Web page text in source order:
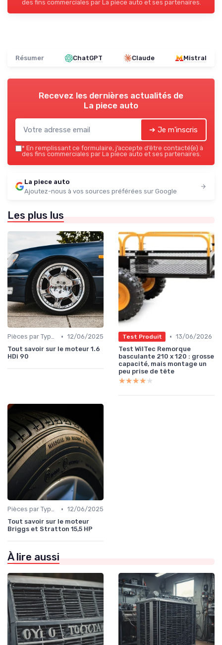
des fins commerciales par La piece auto et ses partenaires.
Résumer ChatGPT Claude Mistral
Recevez les dernières actualités de
La piece auto
➔ Je m'inscris
* En remplissant ce formulaire, j’accepte d’être contacté(e) à
des fins commerciales par La piece auto et ses partenaires.
La piece auto
Ajoutez-nous à vos sources préférées sur Google
Les plus lus
Pièces par Type (Freins, Moteur, etc.) • 12/06/2025
Tout savoir sur le moteur 1.6
HDi 90
Test Produit • 13/06/2026
Test WilTec Remorque
basculante 210 x 120 : grosse
capacité, mais montage un
peu prise de tête
★★★★★
★★★★★
Pièces par Type (Freins, Moteur, etc.) • 12/06/2025
Tout savoir sur le moteur
Briggs et Stratton 15,5 HP
À lire aussi